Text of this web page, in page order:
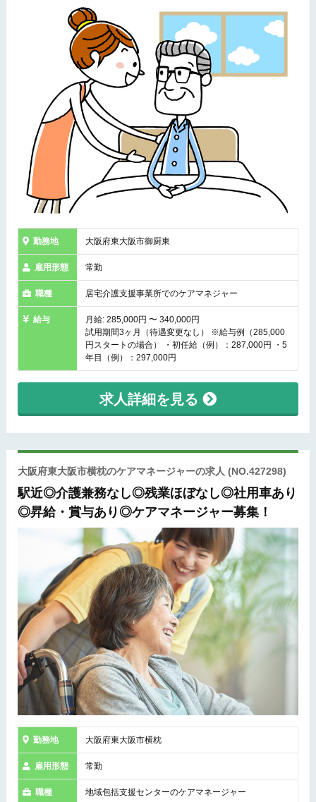
勤務地 大阪府東大阪市御厨東
雇用形態 常勤
職種 居宅介護支援事業所でのケアマネジャー
給与
月給: 285,000円 〜 340,000円
試用期間3ヶ月（待遇変更なし） ※給与例（285,000
円スタートの場合） ・初任給（例）：287,000円 ・5
年目（例）：297,000円
求人詳細を見る
大阪府東大阪市横枕のケアマネージャーの求人 (NO.427298)
駅近◎介護兼務なし◎残業ほぼなし◎社用車あり
◎昇給・賞与あり◎ケアマネージャー募集！
勤務地 大阪府東大阪市横枕
雇用形態 常勤
職種 地域包括支援センターのケアマネージャー